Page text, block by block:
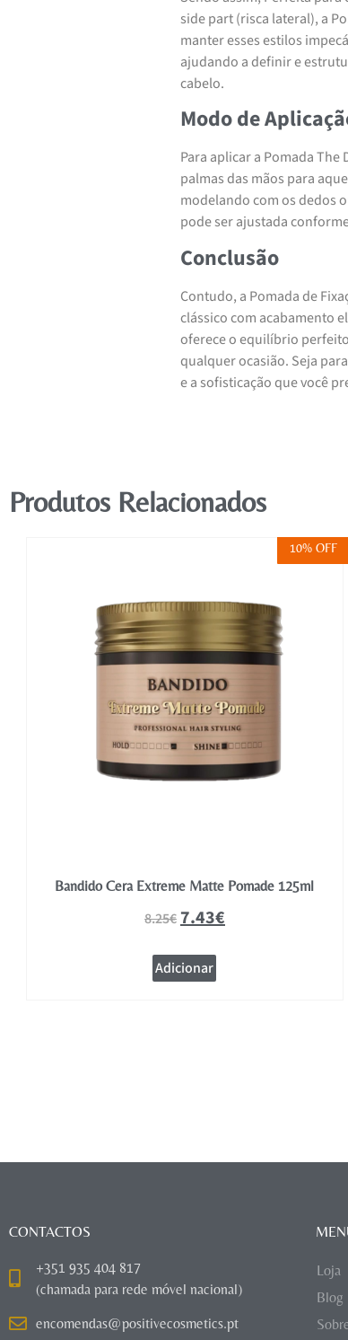
side part (risca lateral), a
manter esses estilos
ajudando a definir e
cabelo.
Modo de
Para aplicar a Pomada
palmas das mãos para
modelando com os dedos
pode ser ajustada
Conclusão
Contudo, a Pomada de
clássico com acabamento
oferece o equilíbrio
qualquer ocasião. Seja
e a sofisticação que você
Produtos Relacionados
10% OFF
Bandido Cera Extreme Matte Pomade 125ml
8.25€7.43€
Adicionar
CONTACTOS
+351 935 404 817
(chamada para rede móvel nacional)
encomendas@positivecosmetics.pt
Loja
Blog